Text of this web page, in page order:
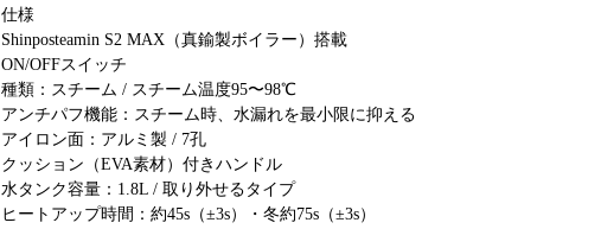
仕様
Shinposteamin S2 MAX（真鍮製ボイラー）搭載
ON/OFFスイッチ
種類：スチーム / スチーム温度95〜98℃
アンチパフ機能：スチーム時、水漏れを最小限に抑える
アイロン面：アルミ製 / 7孔
クッション（EVA素材）付きハンドル
水タンク容量：1.8L / 取り外せるタイプ
ヒートアップ時間：約45s（±3s）・冬約75s（±3s）